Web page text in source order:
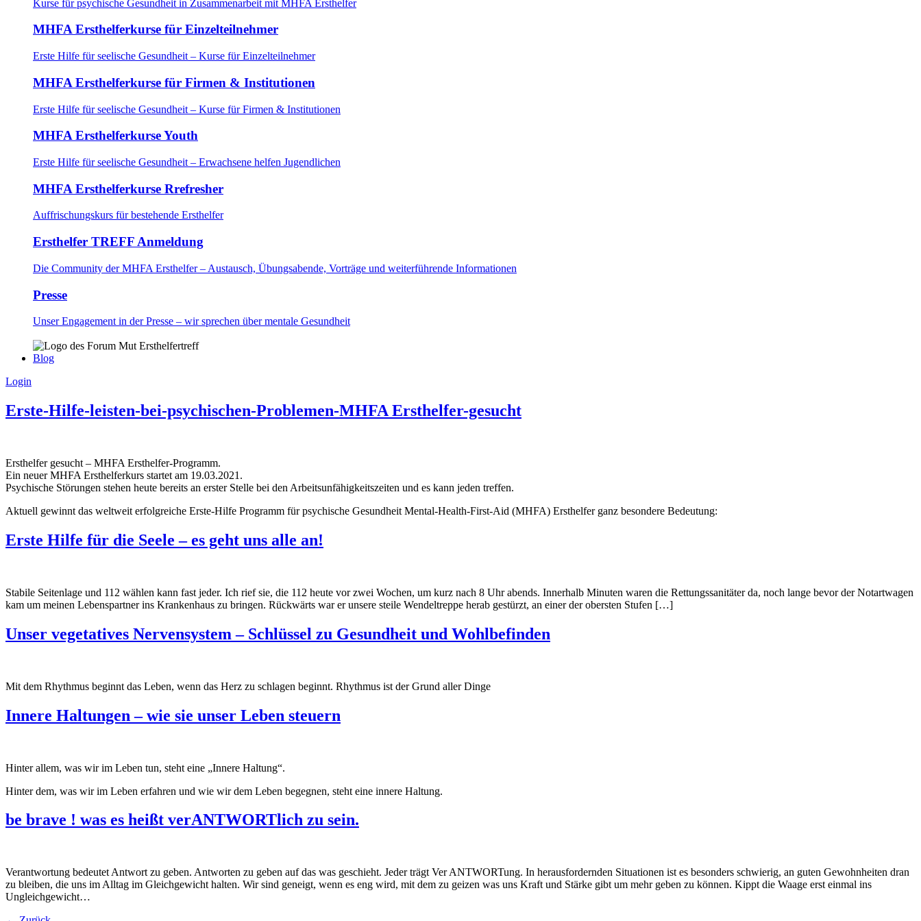
Kurse für psychische Gesundheit in Zusammenarbeit mit MHFA Ersthelfer
MHFA Ersthelferkurse für Einzelteilnehmer
Erste Hilfe für seelische Gesundheit – Kurse für Einzelteilnehmer
MHFA Ersthelferkurse für Firmen & Institutionen
Erste Hilfe für seelische Gesundheit – Kurse für Firmen & Institutionen
MHFA Ersthelferkurse Youth
Erste Hilfe für seelische Gesundheit – Erwachsene helfen Jugendlichen
MHFA Ersthelferkurse Rrefresher
Auffrischungskurs für bestehende Ersthelfer
Ersthelfer TREFF Anmeldung
Die Community der MHFA Ersthelfer – Austausch, Übungsabende, Vorträge und weiterführende Informationen
Presse
Unser Engagement in der Presse – wir sprechen über mentale Gesundheit
Blog
Login
Erste-Hilfe-leisten-bei-psychischen-Problemen-MHFA Ersthelfer-gesucht
Ersthelfer gesucht – MHFA Ersthelfer-Programm.
Ein neuer MHFA Ersthelferkurs startet am 19.03.2021.
Psychische Störungen stehen heute bereits an erster Stelle bei den Arbeitsunfähigkeitszeiten und es kann jeden treffen.
Aktuell gewinnt das weltweit erfolgreiche Erste-Hilfe Programm für psychische Gesundheit Mental-Health-First-Aid (MHFA) Ersthelfer ganz besondere Bedeutung:
Erste Hilfe für die Seele – es geht uns alle an!
Stabile Seitenlage und 112 wählen kann fast jeder. Ich rief sie, die 112 heute vor zwei Wochen, um kurz nach 8 Uhr abends. Innerhalb Minuten waren die Rettungssanitäter da, noch lange bevor der Notartwagen
kam um meinen Lebenspartner ins Krankenhaus zu bringen. Rückwärts war er unsere steile Wendeltreppe herab gestürzt, an einer der obersten Stufen […]
Unser vegetatives Nervensystem – Schlüssel zu Gesundheit und Wohlbefinden
Mit dem Rhythmus beginnt das Leben, wenn das Herz zu schlagen beginnt. Rhythmus ist der Grund aller Dinge
Innere Haltungen – wie sie unser Leben steuern
Hinter allem, was wir im Leben tun, steht eine „Innere Haltung“.
Hinter dem, was wir im Leben erfahren und wie wir dem Leben begegnen, steht eine innere Haltung.
be brave ! was es heißt verANTWORTlich zu sein.
Verantwortung bedeutet Antwort zu geben. Antworten zu geben auf das was geschieht. Jeder trägt Ver ANTWORTung. In herausfordernden Situationen ist es besonders schwierig, an guten Gewohnheiten dran
zu bleiben, die uns im Alltag im Gleichgewicht halten. Wir sind geneigt, wenn es eng wird, mit dem zu geizen was uns Kraft und Stärke gibt um mehr geben zu können. Kippt die Waage erst einmal ins
Ungleichgewicht…